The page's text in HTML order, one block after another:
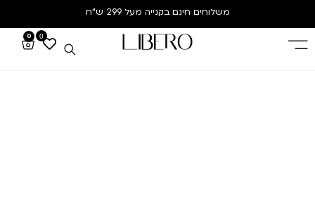
משלוחים חינם בקנייה מעל 299 ש”ח
0
0